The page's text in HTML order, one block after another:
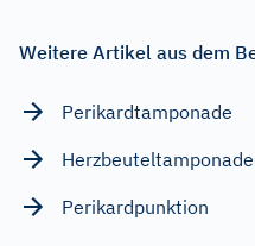
Weitere Artikel aus dem
Perikardtamponade
Herzbeuteltamponade
Perikardpunktion